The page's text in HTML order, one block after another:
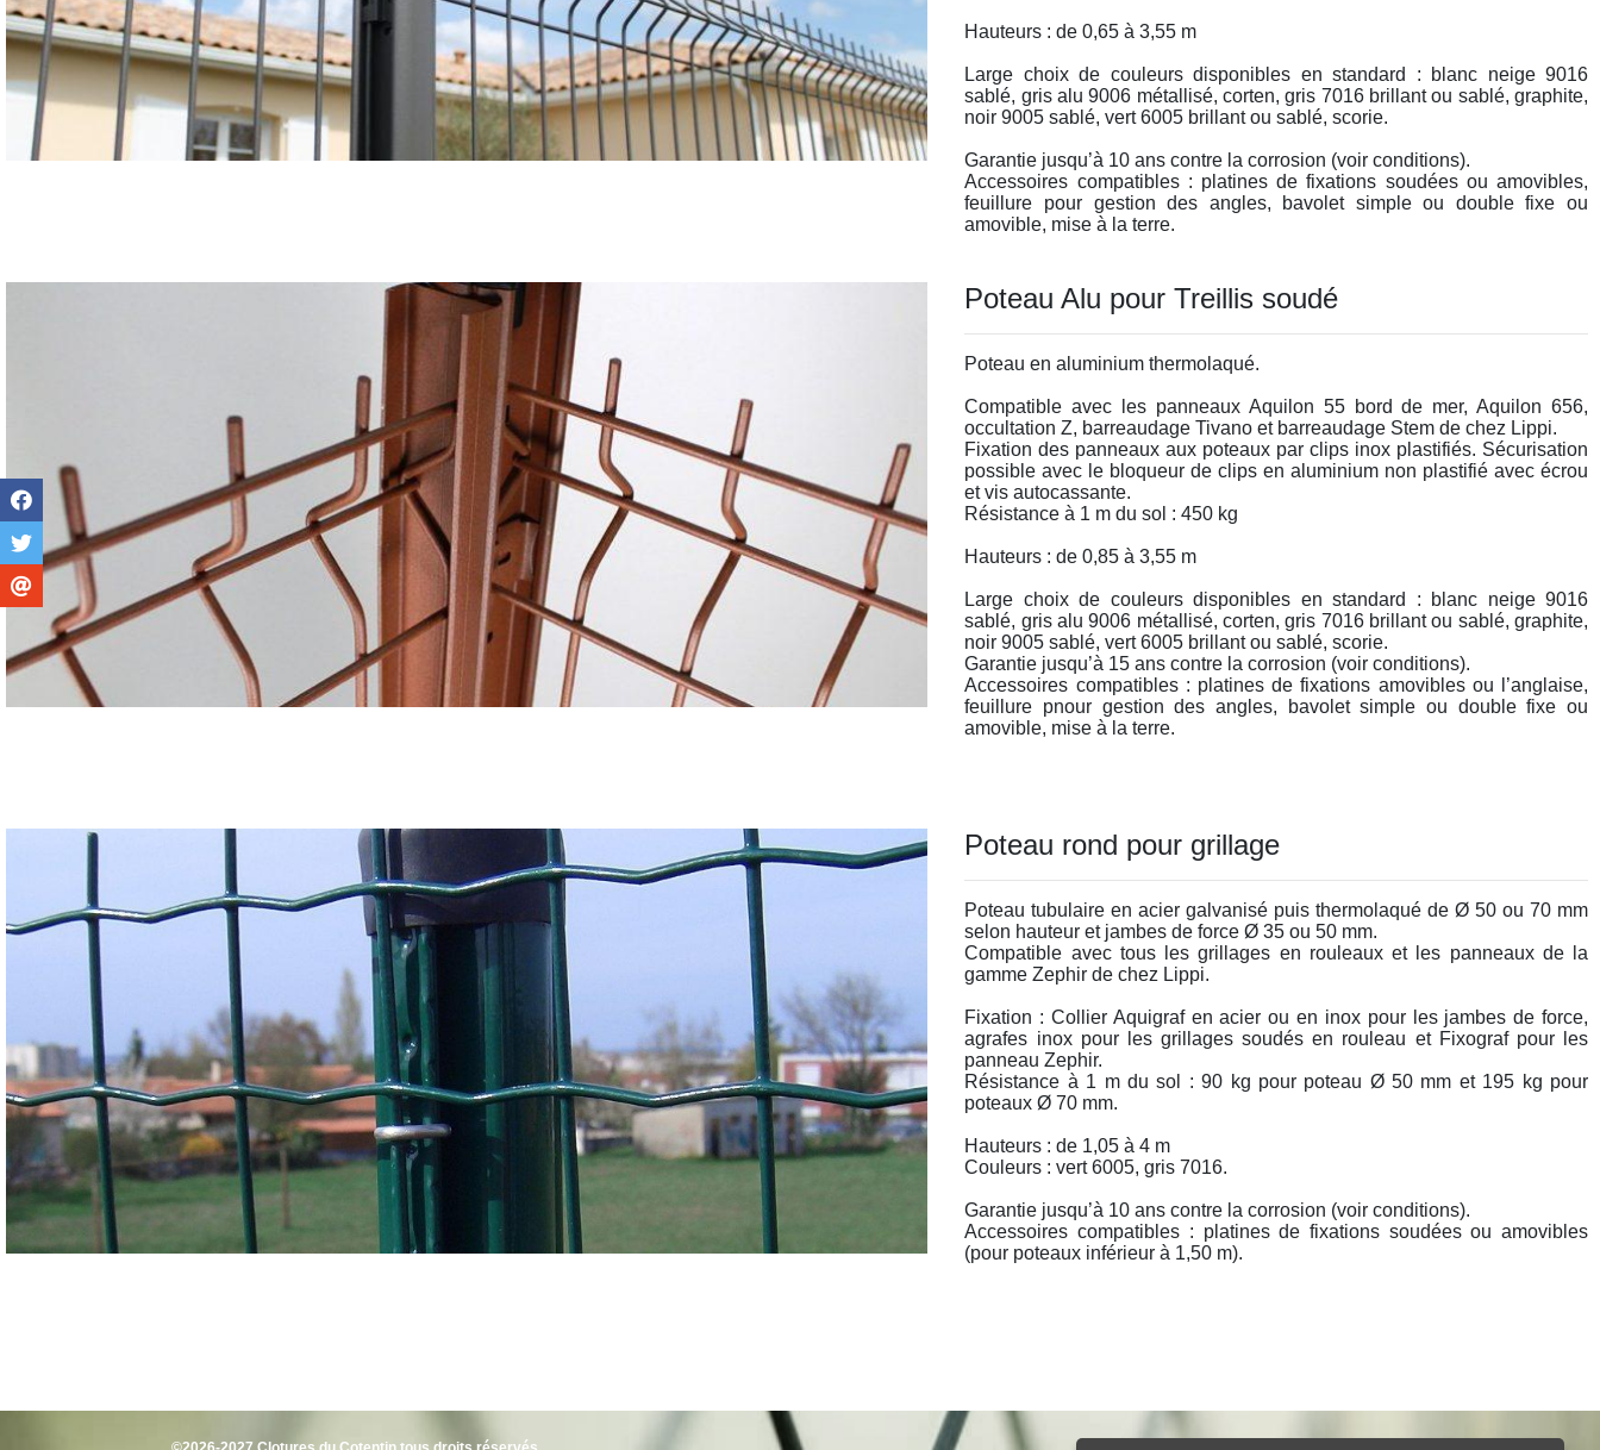
Hauteurs : de 0,65 à 3,55 m
Large choix de couleurs disponibles en standard : blanc neige 9016
sablé, gris alu 9006 métallisé, corten, gris 7016 brillant ou sablé, graphite,
noir 9005 sablé, vert 6005 brillant ou sablé, scorie.
Garantie jusqu’à 10 ans contre la corrosion (voir conditions).
Accessoires compatibles : platines de fixations soudées ou amovibles,
feuillure pour gestion des angles, bavolet simple ou double fixe ou
amovible, mise à la terre.
Poteau Alu pour Treillis soudé
Poteau en aluminium thermolaqué.
Compatible avec les panneaux Aquilon 55 bord de mer, Aquilon 656,
occultation Z, barreaudage Tivano et barreaudage Stem de chez Lippi.
Fixation des panneaux aux poteaux par clips inox plastifiés. Sécurisation
possible avec le bloqueur de clips en aluminium non plastifié avec écrou
et vis autocassante.
Résistance à 1 m du sol : 450 kg
Hauteurs : de 0,85 à 3,55 m
Large choix de couleurs disponibles en standard : blanc neige 9016
sablé, gris alu 9006 métallisé, corten, gris 7016 brillant ou sablé, graphite,
noir 9005 sablé, vert 6005 brillant ou sablé, scorie.
Garantie jusqu’à 15 ans contre la corrosion (voir conditions).
Accessoires compatibles : platines de fixations amovibles ou l’anglaise,
feuillure pnour gestion des angles, bavolet simple ou double fixe ou
amovible, mise à la terre.
Poteau rond pour grillage
Poteau tubulaire en acier galvanisé puis thermolaqué de Ø 50 ou 70 mm
selon hauteur et jambes de force Ø 35 ou 50 mm.
Compatible avec tous les grillages en rouleaux et les panneaux de la
gamme Zephir de chez Lippi.
Fixation : Collier Aquigraf en acier ou en inox pour les jambes de force,
agrafes inox pour les grillages soudés en rouleau et Fixograf pour les
panneau Zephir.
Résistance à 1 m du sol : 90 kg pour poteau Ø 50 mm et 195 kg pour
poteaux Ø 70 mm.
Hauteurs : de 1,05 à 4 m
Couleurs : vert 6005, gris 7016.
Garantie jusqu’à 10 ans contre la corrosion (voir conditions).
Accessoires compatibles : platines de fixations soudées ou amovibles
(pour poteaux inférieur à 1,50 m).